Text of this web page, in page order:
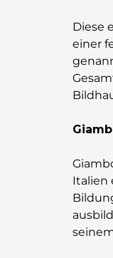
Diese
einer
Italien